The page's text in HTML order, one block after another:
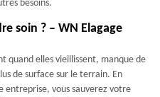
besoins.
soin ? – WN Elagage
quand elles vieillissent, manque de
de surface sur le terrain. En
entreprise, vous sauverez votre